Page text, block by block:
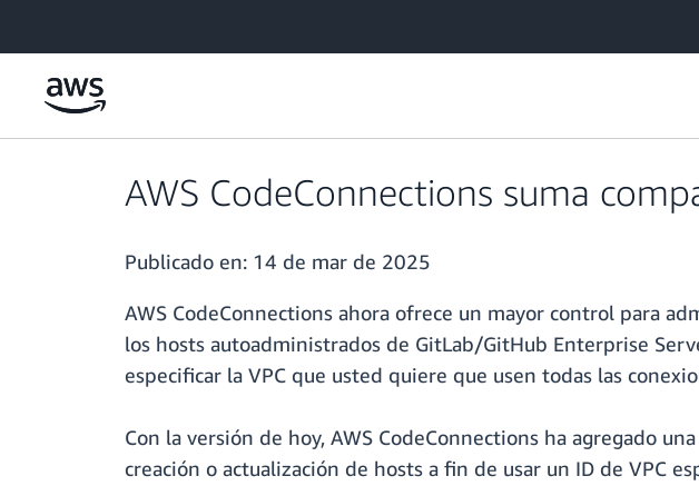
AWS CodeConnections suma
Publicado en: 14 de mar de 2025
AWS CodeConnections ahora ofrece un mayor control para
los hosts autoadministrados de GitLab/GitHub Enterprise
especificar la VPC que usted quiere que usen todas las
Con la versión de hoy, AWS CodeConnections ha agregado
creación o actualización de hosts a fin de usar un ID de VPC